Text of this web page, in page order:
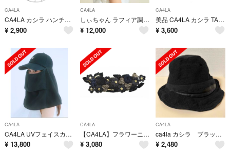
CA4LA
CA4LA カシラ ハンチング・ベレー帽 グレー 【古着】【中古】【送料無料】
¥ 2,900
CA4LA
しぃちゃん ラフィア調ブレードキャップ【ホワイト】
¥ 12,000
CA4LA
美品 CA4LA カシラ TAM02595 キャスケット カジュアル 帽子 レディース AD2180
¥ 3,600
CA4LA
CA4LA UVフェイスカバー付きキャップ
¥ 13,800
CA4LA
【CA4LA】フラワーニットヘアバンドヘアアクセサリー
¥ 3,080
CA4LA
ca4la カシラ ブラック ハット コットン リネン レザー
¥ 2,480